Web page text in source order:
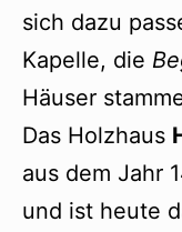
sich dazu
Kapelle, die
Häuser
Das Holzhaus
aus dem Jahr
und ist heute